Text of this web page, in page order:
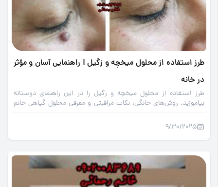
طرز استفاده از محلول میخچه و زگیل | راهنمایی آسان و مؤثر
در خانه
طرز استفاده از محلول میخچه و زگیل را در این راهنمای دوستانه
بیاموزید. روش‌های خانگی، نکات مراقبتی و معرفی محلول گیاهی خانم
9/30/2025